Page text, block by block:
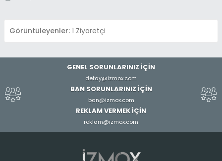
Görüntüleyenler: 1 Ziyaretçi
GENEL SORUNLARINIZ İÇİN
detay@izmox.com
BAN SORUNLARINIZ İÇİN
ban@izmox.com
REKLAM VERMEK İÇİN
reklam@izmox.com